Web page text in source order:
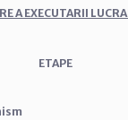
A EXECUTARII
ETAPE